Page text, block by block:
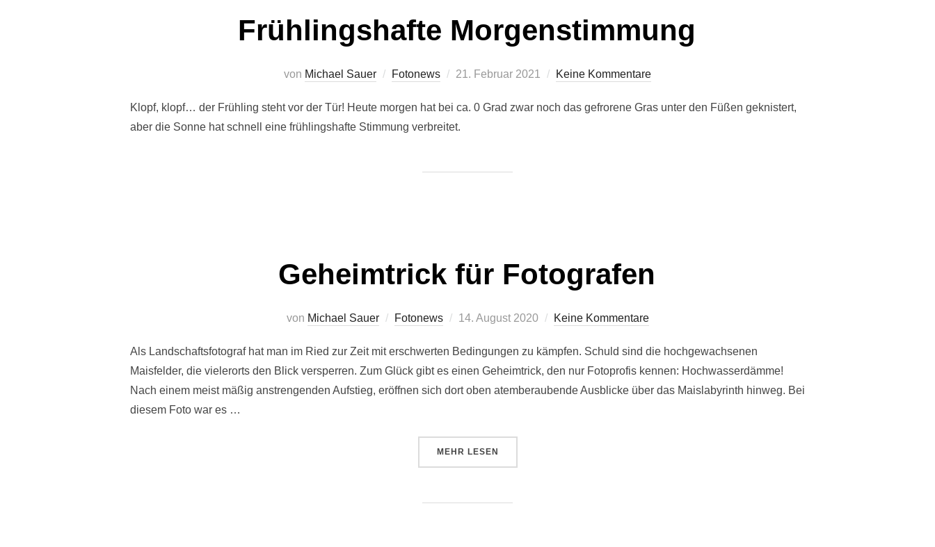
Frühlingshafte Morgenstimmung
von Michael Sauer Fotonews
Veröffentlicht
21. Februar 2021 Keine Kommentare
Klopf, klopf… der Frühling steht vor der Tür! Heute morgen hat bei ca. 0 Grad zwar noch das gefrorene Gras unter den Füßen geknistert,
aber die Sonne hat schnell eine frühlingshafte Stimmung verbreitet.
Geheimtrick für Fotografen
von Michael Sauer Fotonews
Veröffentlicht
14. August 2020 Keine Kommentare
Als Landschaftsfotograf hat man im Ried zur Zeit mit erschwerten Bedingungen zu kämpfen. Schuld sind die hochgewachsenen
Maisfelder, die vielerorts den Blick versperren. Zum Glück gibt es einen Geheimtrick, den nur Fotoprofis kennen: Hochwasserdämme!
Nach einem meist mäßig anstrengenden Aufstieg, eröffnen sich dort oben atemberaubende Ausblicke über das Maislabyrinth hinweg. Bei
diesem Foto war es …
MEHR ÜBER „GEHEIMTRICK FÜR FOTOGRAFEN“
LESEN